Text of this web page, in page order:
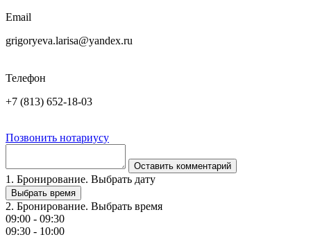
Email
grigoryeva.larisa@yandex.ru
Телефон
+7 (813) 652-18-03
Позвонить нотариусу
Оставить комментарий
1. Бронирование. Выбрать дату
Выбрать время
2. Бронирование. Выбрать время
09:00 - 09:30
09:30 - 10:00